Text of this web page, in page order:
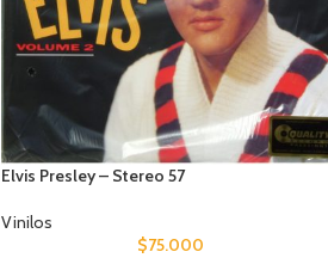
Elvis Presley – Stereo 57
Vinilos
$75.000